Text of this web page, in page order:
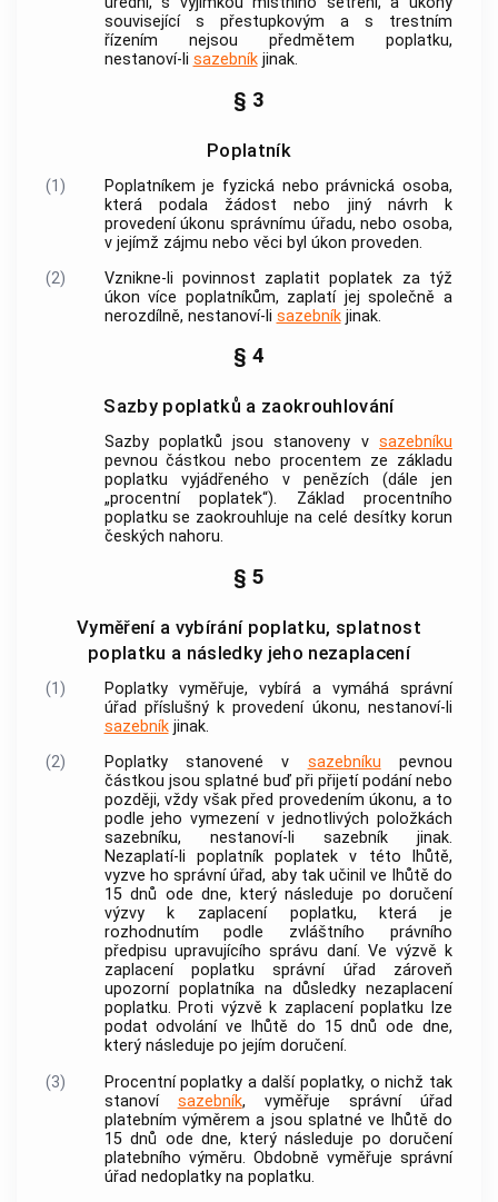
související s přestupkovým a s trestním
řízením nejsou předmětem poplatku,
nestanoví-li sazebníkjinak.
§ 3
Poplatník
(1) Poplatníkem je fyzická nebo právnická osoba,
která podala žádost nebo jiný návrh k
provedeníúkonu správnímu úřadu, nebo osoba,
v jejímž zájmu nebo věci byl úkon proveden.
(2)
Vznikne-li povinnost zaplatitpoplatek za týž
úkon více poplatníkům, zaplatí jej společně a
nerozdílně, nestanoví-li sazebníkjinak.
§ 4
Sazby poplatků a zaokrouhlování
Sazby poplatků jsou stanoveny vsazebníku
pevnou částkou nebo procentem ze základu
poplatku vyjádřeného v penězích (dále jen
„procentní poplatek“). Základ procentního
poplatku se zaokrouhluje na celé desítky korun
českých nahoru.
§ 5
Vyměření a vybírání poplatku, splatnost
poplatku a následky jeho nezaplacení
(1) Poplatkyvyměřuje, vybírá a vymáhá správní
úřad příslušný k provedení úkonu, nestanoví-li
sazebníkjinak.
(2)
Poplatkystanovené v sazebníku pevnou
částkou jsou splatné buď při přijetí podání nebo
později, vždy však před provedením úkonu, a to
podle jeho vymezení v jednotlivých položkách
sazebníku, nestanoví-li sazebníkjinak.
Nezaplatí-li poplatník poplatek v této lhůtě,
vyzve ho správní úřad, aby tak učinil ve lhůtě do
15 dnů ode dne, který následuje po doručení
výzvy k zaplacení poplatku, která je
rozhodnutím podle zvláštního právního
předpisu upravujícího správu daní. Ve výzvě k
zaplacení poplatku správní úřad zároveň
upozorní poplatníkana důsledky nezaplacení
poplatku. Proti výzvě k zaplacenípoplatku lze
podat odvolání ve lhůtě do 15 dnů ode dne,
který následuje po jejím doručení.
(3)
Procentnípoplatky a dalšípoplatky, o nichž tak
stanoví sazebník, vyměřuje správní úřad
platebním výměrem a jsou splatné ve lhůtě do
15 dnů ode dne, který následuje po doručení
platebního výměru. Obdobně vyměřuje správní
úřad nedoplatky na poplatku.